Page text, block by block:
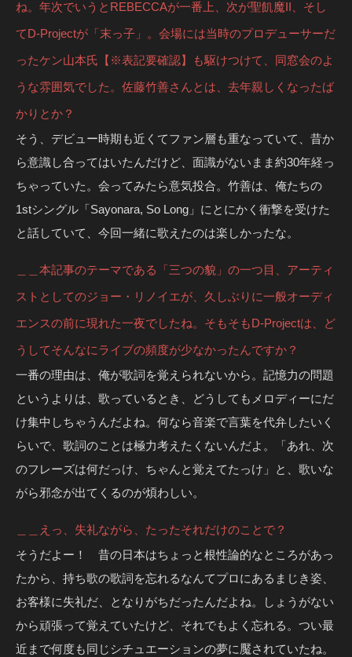
ね。年次でいうとREBECCAが一番上、次が聖飢魔II、そし
てD-Projectが「末っ子」。会場には当時のプロデューサーだ
ったケン山本氏【※表記要確認】も駆けつけて、同窓会のよ
うな雰囲気でした。佐藤竹善さんとは、去年親しくなったば
かりとか？
そう、デビュー時期も近くてファン層も重なっていて、昔か
ら意識し合ってはいたんだけど、面識がないまま約30年経っ
ちゃっていた。会ってみたら意気投合。竹善は、俺たちの
1stシングル「Sayonara, So Long」にとにかく衝撃を受けた
と話していて、今回一緒に歌えたのは楽しかったな。
＿＿本記事のテーマである「三つの貌」の一つ目、アーティ
ストとしてのジョー・リノイエが、久しぶりに一般オーディ
エンスの前に現れた一夜でしたね。そもそもD-Projectは、ど
うしてそんなにライブの頻度が少なかったんですか？
一番の理由は、俺が歌詞を覚えられないから。記憶力の問題
というよりは、歌っているとき、どうしてもメロディーにだ
け集中しちゃうんだよね。何なら音楽で言葉を代弁したいく
らいで、歌詞のことは極力考えたくないんだよ。「あれ、次
のフレーズは何だっけ、ちゃんと覚えてたっけ」と、歌いな
がら邪念が出てくるのが煩わしい。
＿＿えっ、失礼ながら、たったそれだけのことで？
そうだよー！ 昔の日本はちょっと根性論的なところがあっ
たから、持ち歌の歌詞を忘れるなんてプロにあるまじき姿、
お客様に失礼だ、となりがちだったんだよね。しょうがない
から頑張って覚えていたけど、それでもよく忘れる。つい最
近まで何度も同じシチュエーションの夢に魘されていたね。